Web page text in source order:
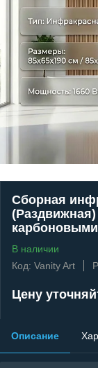
Сборная
В наличии
Код: Vanity Art
Цену
Описание